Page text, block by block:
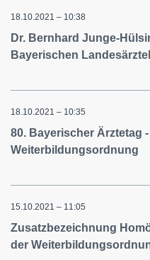
18.10.2021 – 10:38
Dr. Bernhard Junge-
Bayerischen
18.10.2021 – 10:35
80. Bayerischer Ärztetag
Weiterbildungsordnung
15.10.2021 – 11:05
Zusatzbezeichnung
der